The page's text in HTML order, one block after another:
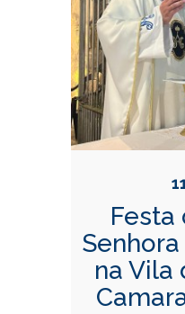
Festa
na Vila